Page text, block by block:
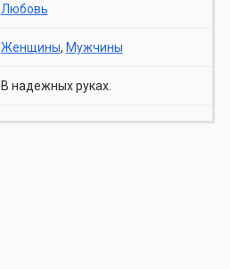
Любовь
Женщины, Мужчины
В надежных руках.